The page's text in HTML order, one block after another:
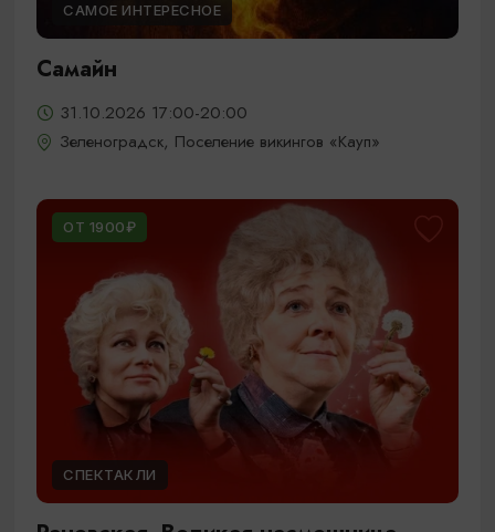
САМОЕ ИНТЕРЕСНОЕ
Самайн
31.10.2026 17:00-20:00
Зеленоградск, Поселение викингов «Кауп»
ОТ 1900₽
СПЕКТАКЛИ